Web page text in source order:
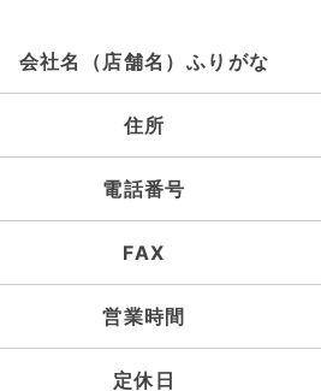
会社名（店舗名）ふりがな
住所
電話番号
FAX
営業時間
定休日